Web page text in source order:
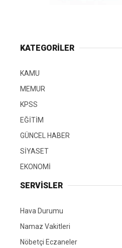
KATEGORİLER
KAMU
MEMUR
KPSS
EĞİTİM
GÜNCEL HABER
SİYASET
EKONOMİ
SERVİSLER
Hava Durumu
Namaz Vakitleri
Nöbetçi Eczaneler